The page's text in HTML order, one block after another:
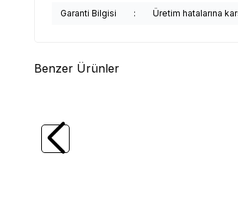
Garanti Bilgisi : Üretim hatalarına
Benzer Ürünler
WERT
(6 Parça)